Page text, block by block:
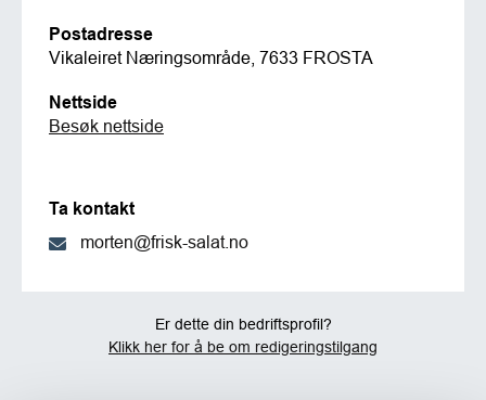
Postadresse
Vikaleiret Næringsområde, 7633 FROSTA
Nettside
Besøk nettside
Ta kontakt
morten@frisk-salat.no
Er dette din bedriftsprofil?
Klikk her for å be om redigeringstilgang